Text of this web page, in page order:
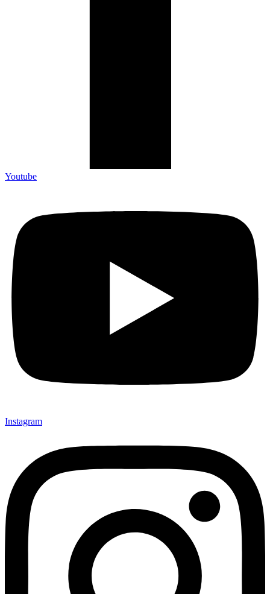
Youtube
Instagram